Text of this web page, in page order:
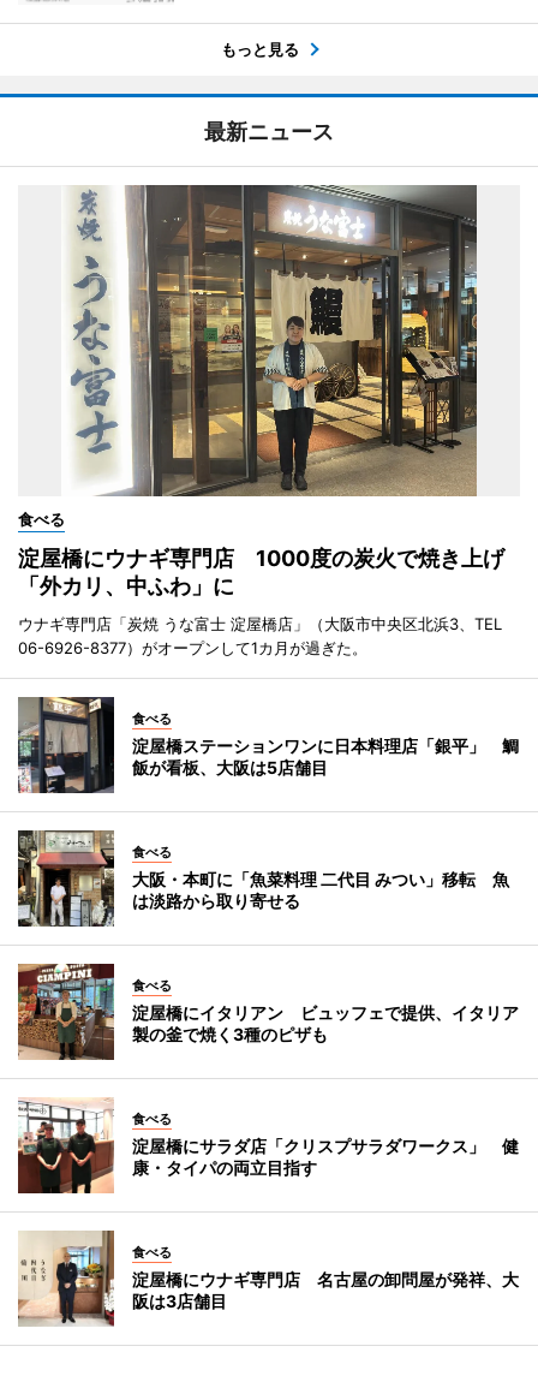
もっと見る
最新ニュース
食べる
淀屋橋にウナギ専門店 1000度の炭火で焼き上げ
「外カリ、中ふわ」に
ウナギ専門店「炭焼 うな富士 淀屋橋店」（大阪市中央区北浜3、TEL
06-6926-8377）がオープンして1カ月が過ぎた。
食べる
淀屋橋ステーションワンに日本料理店「銀平」 鯛
飯が看板、大阪は5店舗目
食べる
大阪・本町に「魚菜料理 二代目 みつい」移転 魚
は淡路から取り寄せる
食べる
淀屋橋にイタリアン ビュッフェで提供、イタリア
製の釜で焼く3種のピザも
食べる
淀屋橋にサラダ店「クリスプサラダワークス」 健
康・タイパの両立目指す
食べる
淀屋橋にウナギ専門店 名古屋の卸問屋が発祥、大
阪は3店舗目